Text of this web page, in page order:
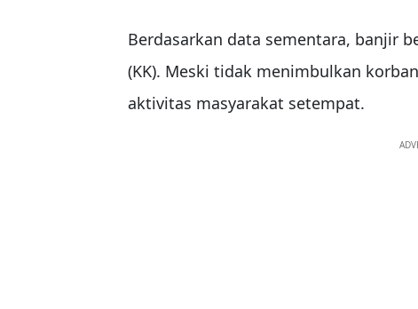
Berdasarkan data sementara, banjir
(KK). Meski tidak menimbulkan
aktivitas masyarakat setempat.